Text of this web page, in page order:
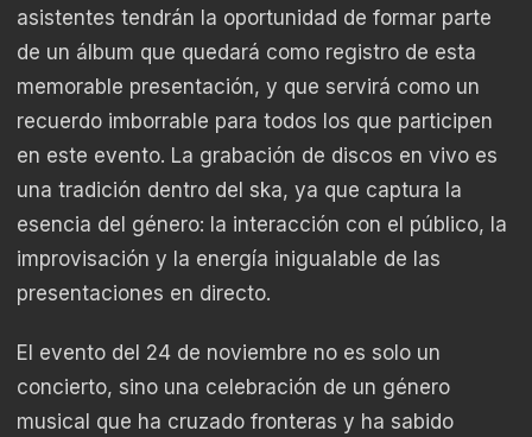
asistentes tendrán la oportunidad de formar parte
de un álbum que quedará como registro de esta
memorable presentación, y que servirá como un
recuerdo imborrable para todos los que participen
en este evento. La grabación de discos en vivo es
una tradición dentro del ska, ya que captura la
esencia del género: la interacción con el público, la
improvisación y la energía inigualable de las
presentaciones en directo.
El evento del 24 de noviembre no es solo un
concierto, sino una celebración de un género
musical que ha cruzado fronteras y ha sabido